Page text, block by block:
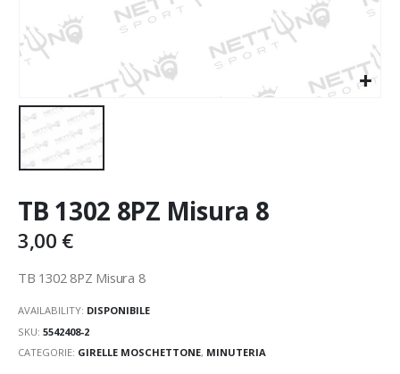
TB 1302 8PZ Misura 8
3,00 €
TB 1302 8PZ Misura 8
AVAILABILITY: DISPONIBILE
SKU: 5542408-2
CATEGORIE: GIRELLE MOSCHETTONE, MINUTERIA